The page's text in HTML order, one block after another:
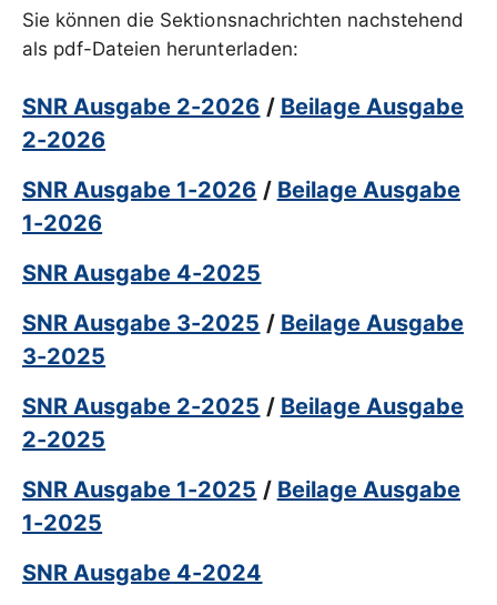
Sie können die Sektionsnachrichten nachstehend
als pdf-Dateien herunterladen:
SNR Ausgabe 2-2026 / Beilage Ausgabe
2-2026
SNR Ausgabe 1-2026 / Beilage Ausgabe
1-2026
SNR Ausgabe 4-2025
SNR Ausgabe 3-2025 / Beilage Ausgabe
3-2025
SNR Ausgabe 2-2025 / Beilage Ausgabe
2-2025
SNR Ausgabe 1-2025 / Beilage Ausgabe
1-2025
SNR Ausgabe 4-2024